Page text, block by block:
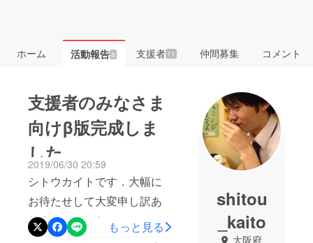
ホーム 活動報告8 支援者 11 仲間募集 コメント
支援者のみなさま
向けβ版完成しま
した
2019/06/30 20:59
シトウカイトです．大幅に
お待たせして大変申し訳あ
りませんでした！！！！！
もっと見る
shitou
_kaito
大阪府